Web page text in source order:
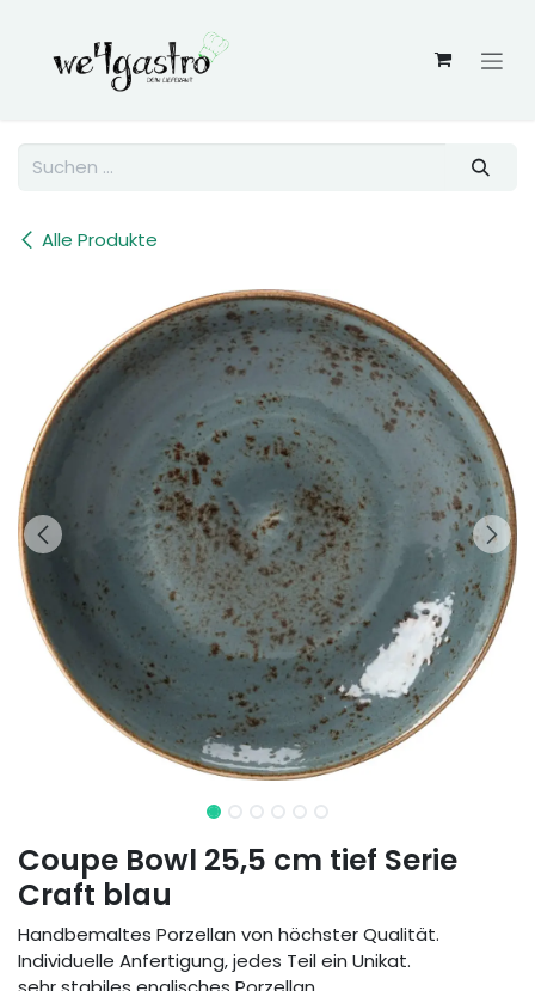
Alle Produkte
Coupe Bowl 25,5 cm tief Serie
Craft blau
Handbemaltes Porzellan von höchster Qualität.
Individuelle Anfertigung, jedes Teil ein Unikat.